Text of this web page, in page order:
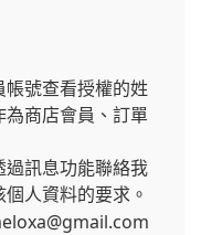
帳號查看授權的姓
為商店會員、訂單
過訊息功能聯絡我
人資料的要求。